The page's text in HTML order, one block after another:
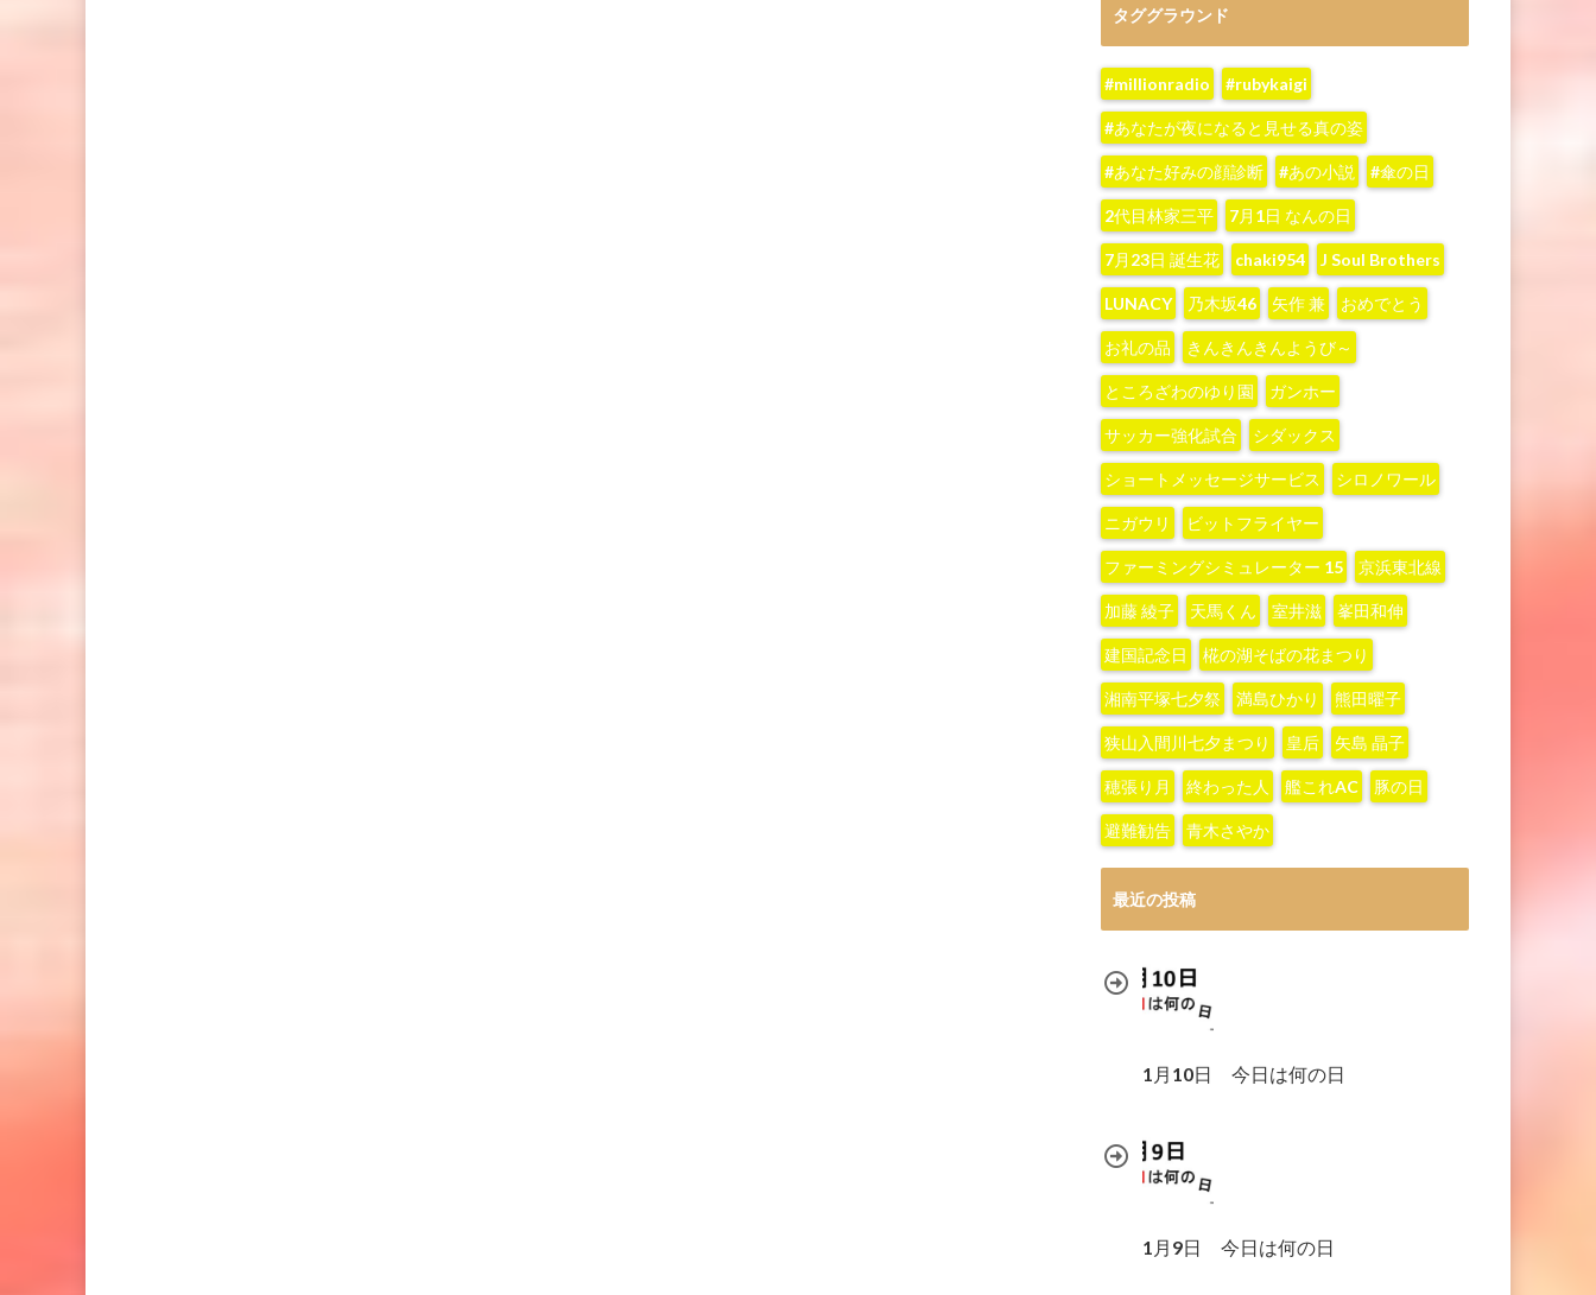
タググラウンド
#millionradio #rubykaigi
#あなたが夜になると見せる真の姿
#あなた好みの顔診断 #あの小説 #傘の日
2代目林家三平 7月1日 なんの日
7月23日 誕生花 chaki954 J Soul Brothers
LUNACY ‪乃木坂46‬ ‪矢作 兼‬ おめでとう
お礼の品 きんきんきんようび～
ところざわのゆり園 ガンホー
サッカー強化試合 シダックス
ショートメッセージサービス シロノワール
ニガウリ ビットフライヤー
ファーミングシミュレーター 15 京浜東北線
加藤 綾子‬ 天馬くん 室井滋 峯田和伸
建国記念日 椛の湖そばの花まつり
湘南平塚七夕祭 満島ひかり 熊田曜子
狭山入間川七夕まつり 皇后 矢島 晶子
穂張り月 終わった人 艦これAC 豚の日
避難勧告 青木さやか
最近の投稿
1月10日 今日は何の日
1月9日 今日は何の日